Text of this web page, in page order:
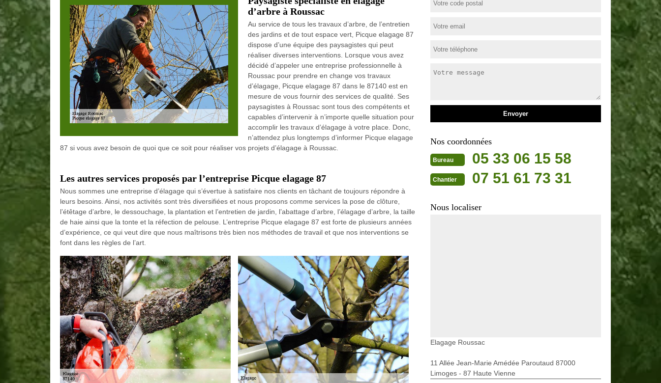
d’arbre à Roussac
Au service de tous les travaux d’arbre, de l’entretien
des jardins et de tout espace vert, Picque elagage 87
dispose d’une équipe des paysagistes qui peut
réaliser diverses interventions. Lorsque vous avez
décidé d’appeler une entreprise professionnelle à
Roussac pour prendre en change vos travaux
d’élagage, Picque elagage 87 dans le 87140 est en
mesure de vous fournir des services de qualité. Ses
paysagistes à Roussac sont tous des compétents et
capables d’intervenir à n’importe quelle situation pour
accomplir les travaux d’élagage à votre place. Donc,
n’attendez plus longtemps d’informer Picque elagage
87 si vous avez besoin de quoi que ce soit pour réaliser vos projets d’élagage à Roussac.
Les autres services proposés par l’entreprise Picque elagage 87
Nous sommes une entreprise d’élagage qui s’évertue à satisfaire nos clients en tâchant de toujours répondre à
leurs besoins. Ainsi, nos activités sont très diversifiées et nous proposons comme services la pose de clôture,
l’étêtage d’arbre, le dessouchage, la plantation et l’entretien de jardin, l’abattage d’arbre, l’élagage d’arbre, la taille
de haie ainsi que la tonte et la réfection de pelouse. L’entreprise Picque elagage 87 est forte de plusieurs années
d’expérience, ce qui veut dire que nous maîtrisons très bien nos méthodes de travail et que nos interventions se
font dans les règles de l’art.
Nos coordonnées
Bureau 05 33 06 15 58
Chantier 07 51 61 73 31
Nous localiser
Elagage Roussac
11 Allée Jean-Marie Amédée Paroutaud 87000
Limoges - 87 Haute Vienne